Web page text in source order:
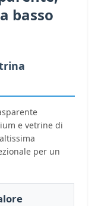
basso
e vetrine di
per un